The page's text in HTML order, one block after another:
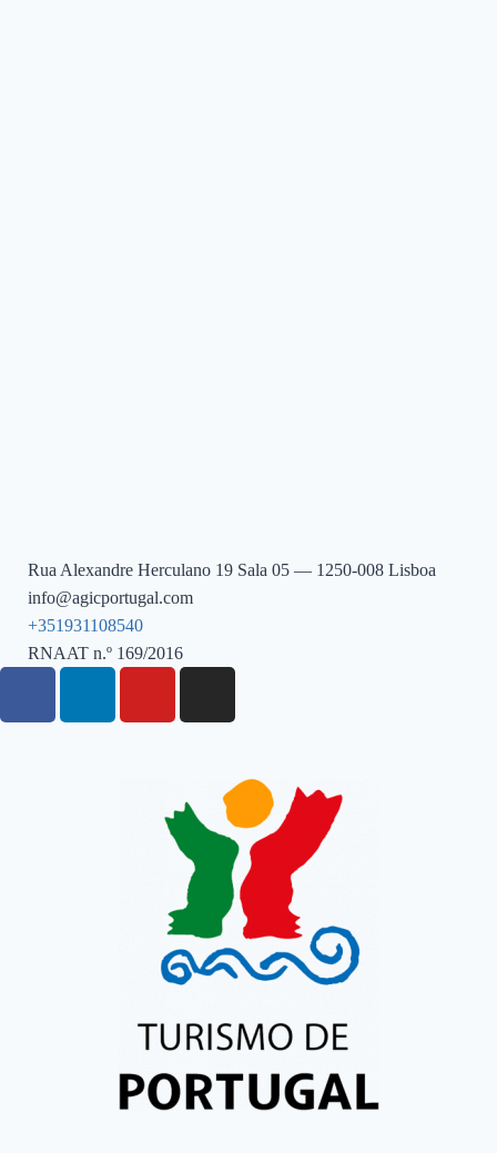
Rua Alexandre Herculano 19 Sala 05 — 1250-008 Lisboa
info@agicportugal.com
+351931108540
RNAAT n.º 169/2016